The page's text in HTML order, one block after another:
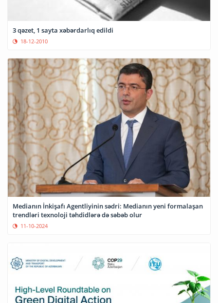
3 qəzet, 1 sayta xəbərdarlıq edildi
18-12-2010
Medianın İnkişafı Agentliyinin sədri: Medianın yeni formalaşan
trendləri texnoloji təhdidlərə də səbəb olur
11-10-2024